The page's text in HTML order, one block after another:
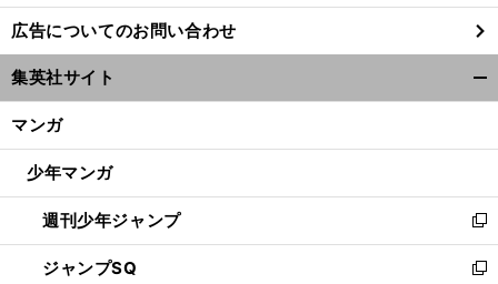
し
い
ウ
ィ
ン
ウ
開
く
広告についてのお問い合わせ
集英社サイト
マンガ
少年マンガ
週刊少年ジャンプ
新
し
い
ジャンプSQ
新